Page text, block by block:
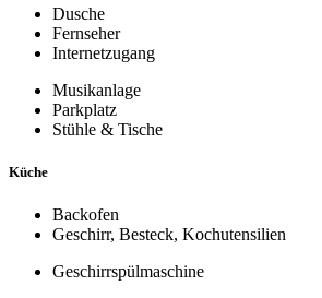
Dusche
Fernseher
Internetzugang
Musikanlage
Parkplatz
Stühle & Tische
Küche
Backofen
Geschirr, Besteck, Kochutensilien
Geschirrspülmaschine